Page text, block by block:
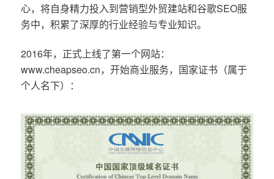
心，将自身精力投入到营销型外贸建站和谷歌SEO服
务中，积累了深厚的行业经验与专业知识。
2016年，正式上线了第一个网站：
www.cheapseo.cn，开始商业服务，国家证书（属于
个人名下）：